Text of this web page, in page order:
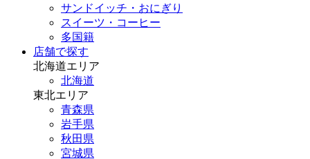
サンドイッチ・おにぎり
スイーツ・コーヒー
多国籍
店舗で探す
北海道エリア
北海道
東北エリア
青森県
岩手県
秋田県
宮城県